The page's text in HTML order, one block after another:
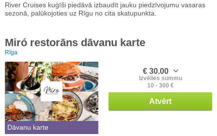
River Cruises kuģīši piedāvā izbaudīt jauku piedzīvojumu vasaras
sezonā, palūkojoties uz Rīgu no cita skatupunkta.
Miró restorāns dāvanu karte
Rīga
Dāvanu karte
€ 30.00
Izvēlies summu
10 - 300 €
Atvērt